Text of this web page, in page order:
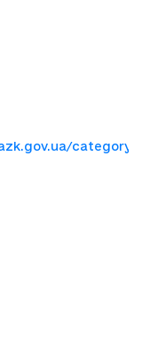
category/